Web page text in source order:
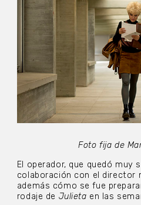
Foto fija de
El operador, que quedó muy
colaboración con el director
además cómo se fue
rodaje de Julieta en las